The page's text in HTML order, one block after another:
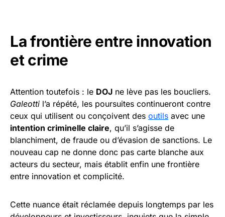
La frontière entre innovation
et crime
Attention toutefois : le DOJ ne lève pas les boucliers.
Galeotti l’a répété, les poursuites continueront contre
ceux qui utilisent ou conçoivent des outils avec une
intention criminelle claire, qu’il s’agisse de
blanchiment, de fraude ou d’évasion de sanctions. Le
nouveau cap ne donne donc pas carte blanche aux
acteurs du secteur, mais établit enfin une frontière
entre innovation et complicité.
Cette nuance était réclamée depuis longtemps par les